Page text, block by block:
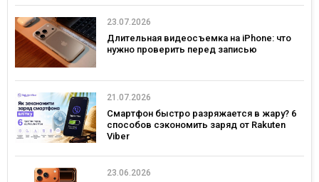
23.07.2026
Длительная видеосъемка на iPhone: что
нужно проверить перед записью
21.07.2026
Смартфон быстро разряжается в жару? 6
способов сэкономить заряд от Rakuten
Viber
23.06.2026